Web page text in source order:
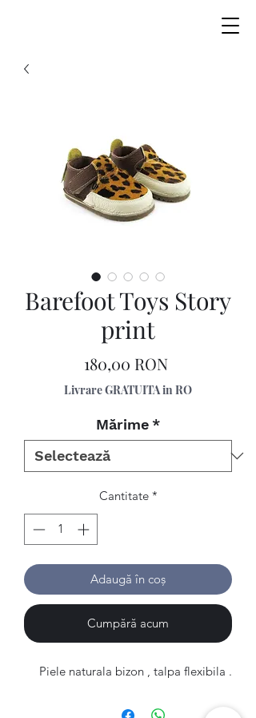
Barefoot Toys Story
print
180,00 RONPreț
Livrare GRATUITA in RO
Mărime *
Cantitate *
Adaugă în coș
Cumpără acum
Piele naturala bizon , talpa flexibila .